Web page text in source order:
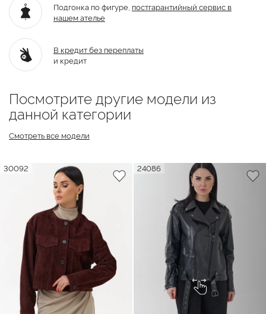
Подгонка по фигуре, постгарантийный сервис в
нашем ателье
В кредит без переплаты
и кредит
Посмотрите другие модели из
данной категории
Смотреть все модели
30092 24086